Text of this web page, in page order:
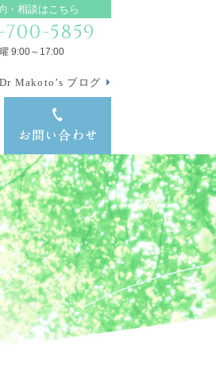
・相談はこちら
700-5859
9:00～17:00
Dr Makoto’s ブログ